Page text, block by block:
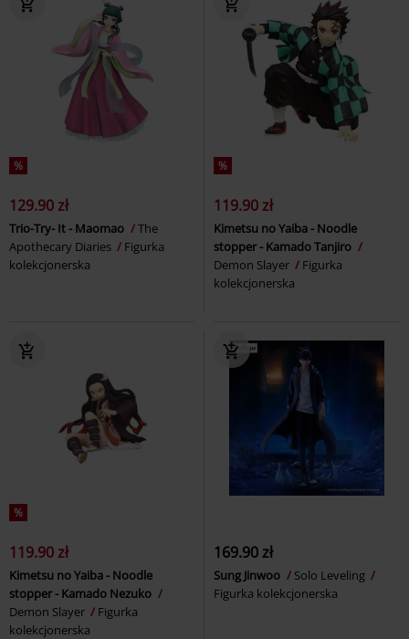
%
129.90 zł
Trio-Try- It - Maomao
The
Apothecary Diaries
Figurka
kolekcjonerska
%
119.90 zł
Kimetsu no Yaiba - Noodle
stopper - Kamado Tanjiro
Demon Slayer
Figurka
kolekcjonerska
%
119.90 zł
Kimetsu no Yaiba - Noodle
stopper - Kamado Nezuko
Demon Slayer
Figurka
kolekcjonerska
169.90 zł
Sung Jinwoo
Solo Leveling
Figurka kolekcjonerska